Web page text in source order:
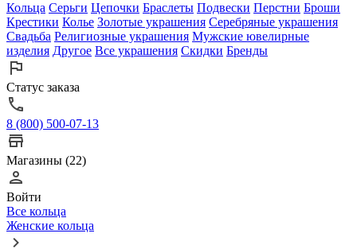
Кольца Серьги Цепочки Браслеты Подвески Перстни Броши
Крестики Колье Золотые украшения Серебряные украшения
Свадьба Религиозные украшения Мужские ювелирные
изделия Другое Все украшения Скидки Бренды
Статус заказа
8 (800) 500-07-13
Магазины (22)
Войти
Все кольца
Женские кольца